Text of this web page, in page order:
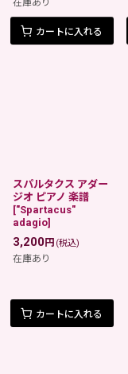
在庫あり
カートに入れる
スパルタクス アダー
ジオ ピアノ 楽譜
["Spartacus"
adagio]
3,200円 (税込)
在庫あり
カートに入れる